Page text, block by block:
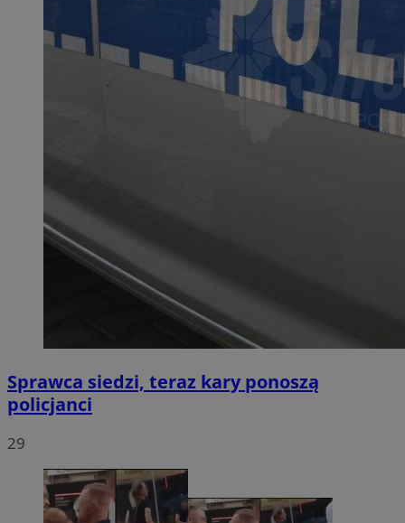
Sprawca siedzi, teraz kary ponoszą
policjanci
29